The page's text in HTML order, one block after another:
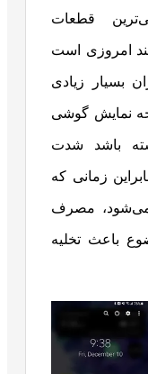
قطعات
امروزی است
بسیار زیادی
نمایش گوشی
باشد شدت
زمانی که
می‌شود، مصرف
باعث تخلیه